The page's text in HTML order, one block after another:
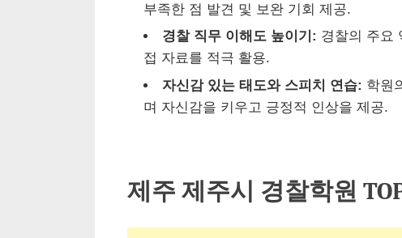
부족한 점 발견 및 보완 기회 제공.
경찰 직무 이해도 높이기: 경찰의 주요
접 자료를 적극 활용.
자신감 있는 태도와 스피치 연습: 학원
며 자신감을 키우고 긍정적 인상을 제공.
제주 제주시 경찰학원